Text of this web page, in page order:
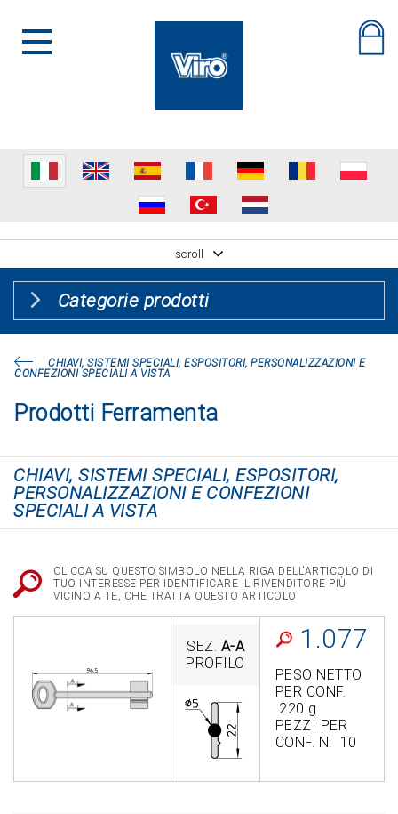
scroll
Categorie prodotti
CHIAVI, SISTEMI SPECIALI, ESPOSITORI, PERSONALIZZAZIONI E
CONFEZIONI SPECIALI A VISTA
Prodotti Ferramenta
CHIAVI, SISTEMI SPECIALI, ESPOSITORI,
PERSONALIZZAZIONI E CONFEZIONI
SPECIALI A VISTA
CLICCA SU QUESTO SIMBOLO NELLA RIGA DELL'ARTICOLO DI
TUO INTERESSE PER IDENTIFICARE IL RIVENDITORE PIÙ
VICINO A TE, CHE TRATTA QUESTO ARTICOLO
SEZ. A-A
PROFILO
1.077
PESO NETTO
PER CONF.
220 g
PEZZI PER
CONF. N. 10